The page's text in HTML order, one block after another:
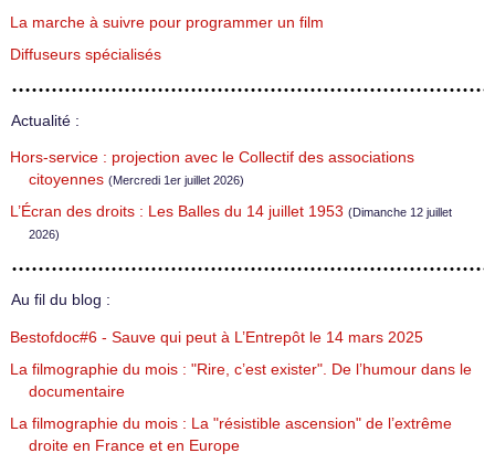
La marche à suivre pour programmer un film
Diffuseurs spécialisés
Actualité :
Hors-service : projection avec le Collectif des associations
citoyennes (Mercredi 1er juillet 2026)
L’Écran des droits : Les Balles du 14 juillet 1953 (Dimanche 12 juillet
2026)
Au fil du blog :
Bestofdoc#6 - Sauve qui peut à L’Entrepôt le 14 mars 2025
La filmographie du mois : "Rire, c’est exister". De l’humour dans le
documentaire
La filmographie du mois : La "résistible ascension" de l’extrême
droite en France et en Europe